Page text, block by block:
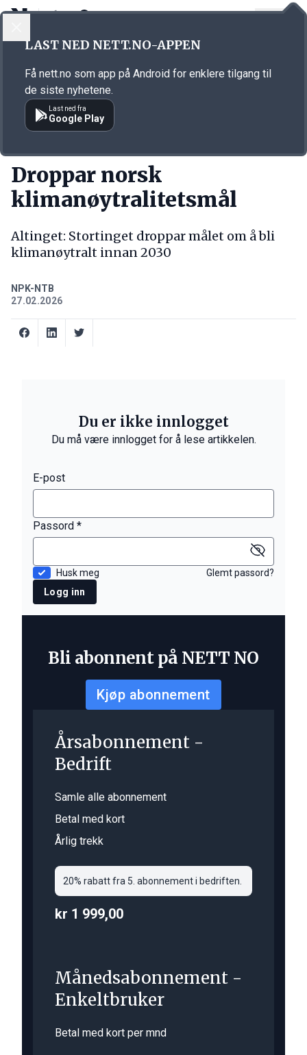
Annonsørinnhold
Droppar norsk
klimanøytralitetsmål
Altinget: Stortinget droppar målet om å bli
klimanøytralt innan 2030
NPK-NTB
27.02.2026
Du er ikke innlogget
Du må være innlogget for å lese artikkelen.
E-post
Passord *
Husk meg
Glemt passord?
Logg inn
Bli abonnent på NETT NO
Kjøp abonnement
Årsabonnement -
Bedrift
Samle alle abonnement
Betal med kort
Årlig trekk
20% rabatt fra 5. abonnement i bedriften.
kr 1 999,00
Månedsabonnement -
Enkeltbruker
Betal med kort per mnd
LAST NED NETT.NO-APPEN
Få nett.no som app på Android for enklere tilgang til
de siste nyhetene.
Last ned fra
Google Play